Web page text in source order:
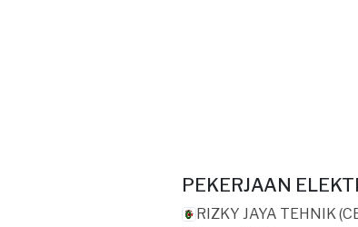
PEKERJAAN
RIZKY JAYA TEHNIK